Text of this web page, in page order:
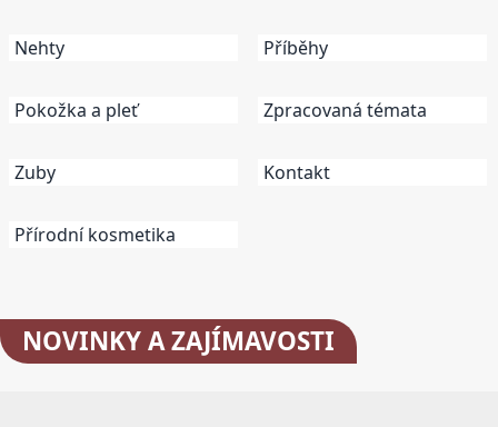
Nehty
Pokožka a pleť
Zuby
Přírodní kosmetika
Příběhy
Zpracovaná témata
Kontakt
NOVINKYA ZAJÍMAVOSTI